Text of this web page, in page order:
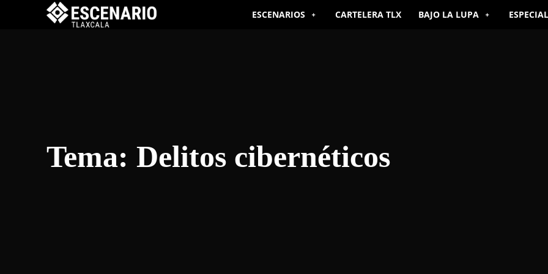
ESCENARIOS CARTELERA TLX BAJO LA LUPA
Tema: Delitos cibernéticos